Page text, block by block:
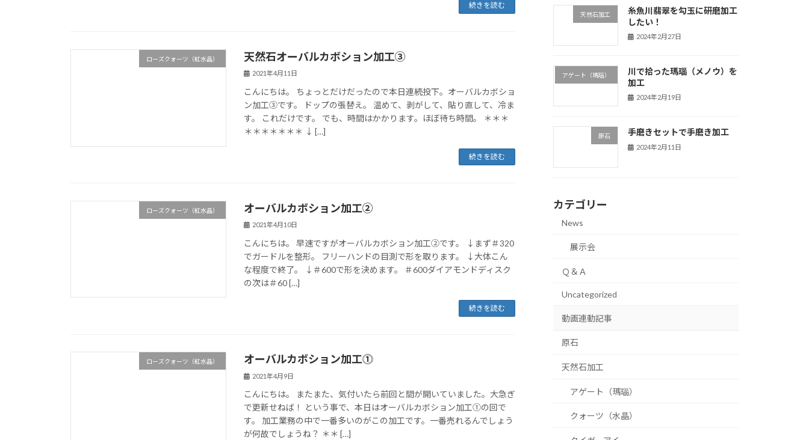
続きを読む
ローズクォーツ（紅水晶） 天然石オーバルカボション加工③
2021年4月11日
こんにちは。 ちょっとだけだったので本日連続投下。オーバルカボショ
ン加工③です。 ドップの張替え。 温めて、剥がして、貼り直して、冷ま
す。 これだけです。 でも、時間はかかります。ほぼ待ち時間。 ＊＊＊
＊＊＊＊＊＊＊ ↓ […]
続きを読む
ローズクォーツ（紅水晶） オーバルカボション加工②
2021年4月10日
こんにちは。 早速ですがオーバルカボション加工②です。 ↓まず＃320
でガードルを整形。 フリーハンドの目測で形を取ります。 ↓大体こん
な程度で終了。 ↓＃600で形を決めます。 ＃600ダイアモンドディスク
の次は＃60 […]
続きを読む
ローズクォーツ（紅水晶） オーバルカボション加工⓵
2021年4月9日
こんにちは。 またまた、気付いたら前回と間が開いていました。大急ぎ
で更新せねば！ という事で、本日はオーバルカボション加工①の回で
す。 加工業務の中で一番多いのがこの加工です。一番売れるんでしょう
が何故でしょうね？ ＊＊ […]
天然石加工
糸魚川翡翠を勾玉に研磨加工
したい！
2024年2月27日
アゲート（瑪瑙）
川で拾った瑪瑙（メノウ）を
加工
2024年2月19日
原石 手磨きセットで手磨き加工
2024年2月11日
カテゴリー
News
展示会
Ｑ＆Ａ
Uncategorized
動画連動記事
原石
天然石加工
アゲート（瑪瑙）
クォーツ（水晶）